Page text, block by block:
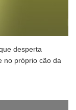
desperta
no próprio cão da